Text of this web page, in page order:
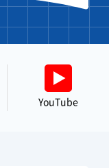
YouTube